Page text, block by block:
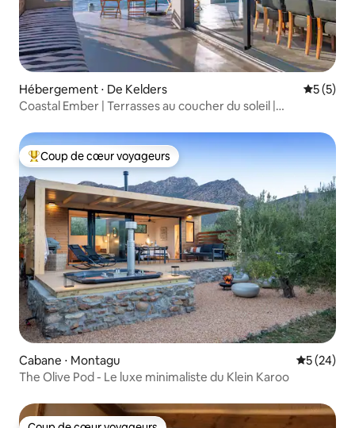
Hébergement ⋅ De Kelders
5 (5)
Coastal Ember | Terrasses au coucher du soleil |
Coups de cœur voyageurs les plus appréciés
Coup de cœur voyageurs
Cabane ⋅ Montagu
5 (24)
The Olive Pod - Le luxe minimaliste du Klein Karoo